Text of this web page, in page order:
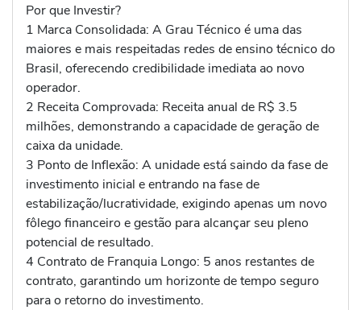
Por que Investir?
1 Marca Consolidada: A Grau Técnico é uma das
maiores e mais respeitadas redes de ensino técnico do
Brasil, oferecendo credibilidade imediata ao novo
operador.
2 Receita Comprovada: Receita anual de R$ 3.5
milhões, demonstrando a capacidade de geração de
caixa da unidade.
3 Ponto de Inflexão: A unidade está saindo da fase de
investimento inicial e entrando na fase de
estabilização/lucratividade, exigindo apenas um novo
fôlego financeiro e gestão para alcançar seu pleno
potencial de resultado.
4 Contrato de Franquia Longo: 5 anos restantes de
contrato, garantindo um horizonte de tempo seguro
para o retorno do investimento.